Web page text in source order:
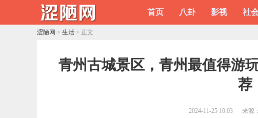
首页 八卦 影视 社
涩陋网 > 生活 > 正文
青州古城景区，青州最值得游
荐
2024-11-25 10:03 来源：